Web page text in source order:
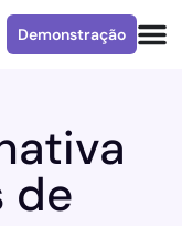
Demonstração
de